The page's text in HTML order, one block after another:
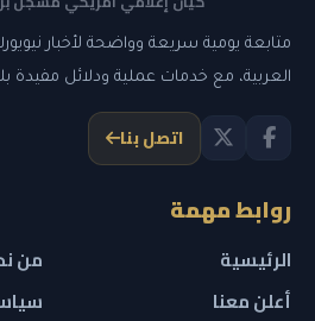
متابعة يومية سريعة وواضحة لأخبار
العربية، مع خدمات عملية ودلائل مفيدة
اتصل بنا
روابط مهمة
الرئيسية
من
أعلن معنا